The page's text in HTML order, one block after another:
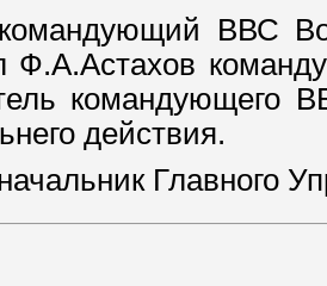
ВВС
Ф.А.Астахов
командующего
действия.
Главного